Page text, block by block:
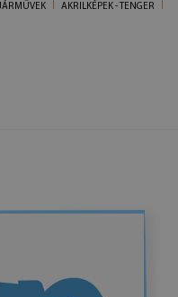
AKRILKÉPEK - TENGER